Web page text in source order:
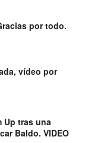
por todo.
vídeo por
Up tras una
Baldo. VIDEO